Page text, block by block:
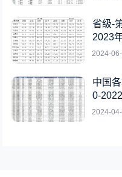
省级-
2023年
2024-
中国
0-2022
2024-